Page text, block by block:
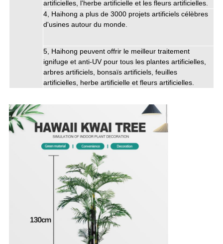
artificielles, l'herbe artificielle et les fleurs artificielles.
4, Haihong a plus de 3000 projets artificiels célèbres
d'usines autour du monde.
5, Haihong peuvent offrir le meilleur traitement
ignifuge et anti-UV pour tous les plantes artificielles,
arbres artificiels, bonsaïs artificiels, feuilles
artificielles, herbe artificielle et fleurs artificielles.